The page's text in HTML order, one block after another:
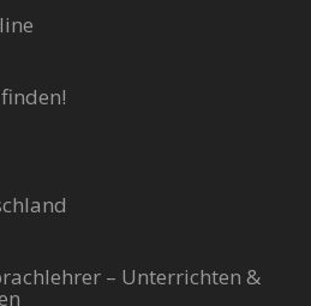
– Unterrichten &